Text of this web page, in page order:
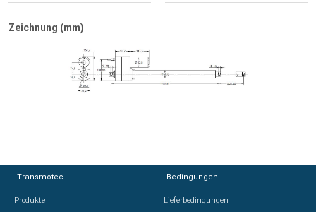
Zeichnung (mm)
Transmotec
Produkte
Bedingungen
Lieferbedingungen
Transmotec
Produkte
Bedingungen
Lieferbedingungen